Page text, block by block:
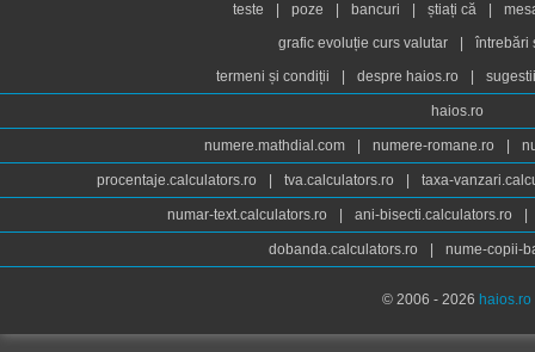
teste poze bancuri știați că
grafic evoluție curs valutar
întrebări
termeni și condiții
despre haios.ro
haios.ro
numere.mathdial.com numere-romane.ro
procentaje.calculators.ro tva.calculators.ro taxa-
numar-text.calculators.ro ani-bisecti.calculators.ro
dobanda.calculators.ro nume-copii-
© 2006 - 2026 haios.ro